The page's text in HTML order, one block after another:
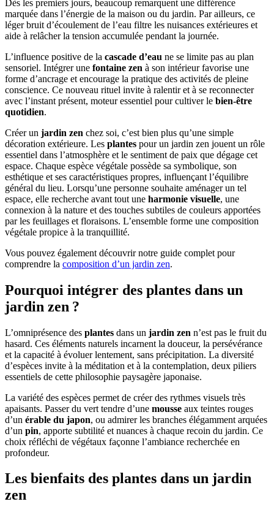
Dès les premiers jours, beaucoup remarquent une différence
marquée dans l’énergie de la maison ou du jardin. Par ailleurs, ce
léger bruit d’écoulement de l’eau filtre les nuisances extérieures et
aide à relâcher la tension accumulée pendant la journée.
L’influence positive de la cascade d’eau ne se limite pas au plan
sensoriel. Intégrer une fontaine zen à son intérieur favorise une
forme d’ancrage et encourage la pratique des activités de pleine
conscience. Ce nouveau rituel invite à ralentir et à se reconnecter
avec l’instant présent, moteur essentiel pour cultiver le bien-être
quotidien.
Créer un jardin zen chez soi, c’est bien plus qu’une simple
décoration extérieure. Les plantes pour un jardin zen jouent un rôle
essentiel dans l’atmosphère et le sentiment de paix que dégage cet
espace. Chaque espèce végétale possède sa symbolique, son
esthétique et ses caractéristiques propres, influençant l’équilibre
général du lieu. Lorsqu’une personne souhaite aménager un tel
espace, elle recherche avant tout une harmonie visuelle, une
connexion à la nature et des touches subtiles de couleurs apportées
par les feuillages et floraisons. L’ensemble forme une composition
végétale propice à la tranquillité.
Vous pouvez également découvrir notre guide complet pour
comprendre la composition d’un jardin zen.
Pourquoi intégrer des plantes dans un
jardin zen ?
L’omniprésence des plantes dans un jardin zen n’est pas le fruit du
hasard. Ces éléments naturels incarnent la douceur, la persévérance
et la capacité à évoluer lentement, sans précipitation. La diversité
d’espèces invite à la méditation et à la contemplation, deux piliers
essentiels de cette philosophie paysagère japonaise.
La variété des espèces permet de créer des rythmes visuels très
apaisants. Passer du vert tendre d’une mousse aux teintes rouges
d’un érable du japon, ou admirer les branches élégamment arquées
d’un pin, apporte subtilité et nuances à chaque recoin du jardin. Ce
choix réfléchi de végétaux façonne l’ambiance recherchée en
profondeur.
Les bienfaits des plantes dans un jardin
zen